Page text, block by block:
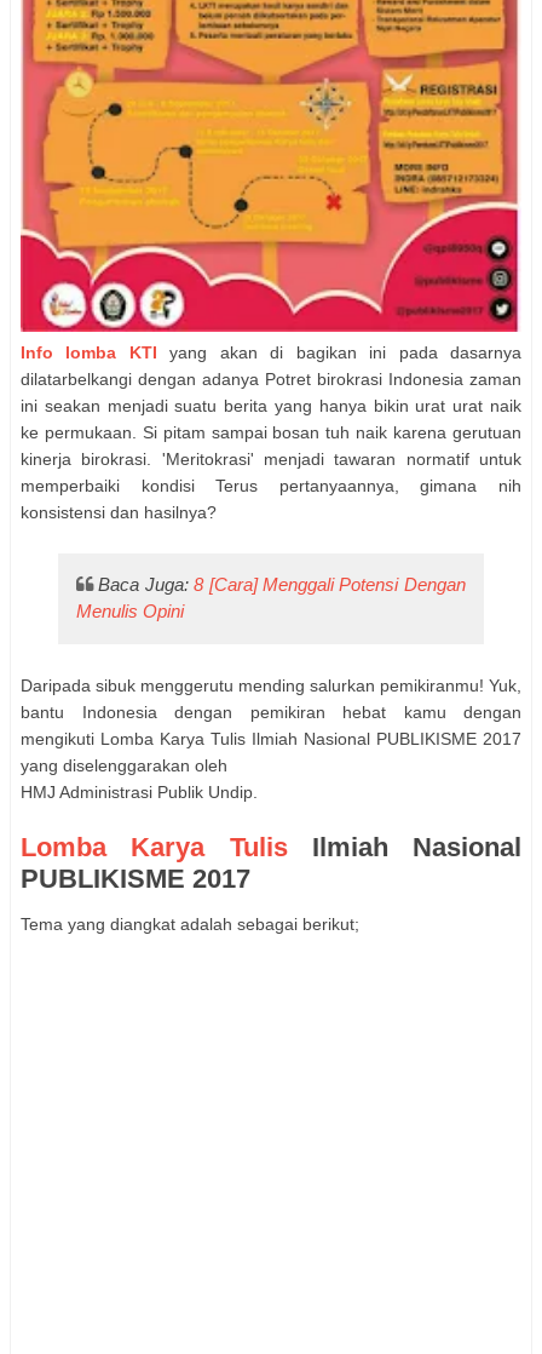
Info lomba KTI
yang akan di bagikan ini pada dasarnya
dilatarbelkangi dengan adanya Potret birokrasi Indonesia zaman
ini seakan menjadi suatu berita yang hanya bikin urat urat naik
ke permukaan. Si pitam sampai bosan tuh naik karena gerutuan
kinerja birokrasi. 'Meritokrasi' menjadi tawaran normatif untuk
memperbaiki kondisi Terus pertanyaannya, gimana nih
konsistensi dan hasilnya?
Baca Juga:8 [Cara] Menggali Potensi Dengan
Menulis Opini
Daripada sibuk menggerutu mending salurkan pemikiranmu! Yuk,
bantu Indonesia dengan pemikiran hebat kamu dengan
mengikuti Lomba Karya Tulis Ilmiah Nasional PUBLIKISME 2017
yang diselenggarakan oleh
HMJ Administrasi Publik Undip.
Lomba Karya TulisIlmiah Nasional
PUBLIKISME 2017
Tema yang diangkat adalah sebagai berikut;